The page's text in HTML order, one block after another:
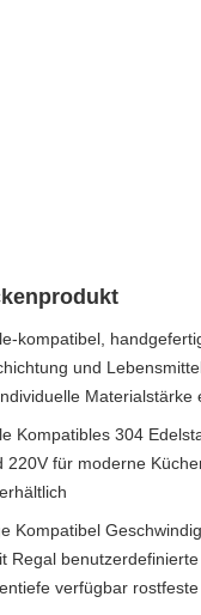
kompatibel,
und
Materialstärke
Kompatibles 304
220V für moderne
Kompatibel
Regal
verfügbar